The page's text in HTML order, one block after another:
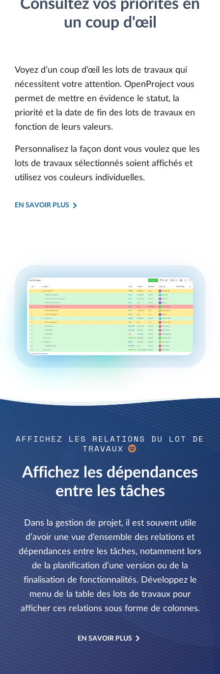
Consultez vos priorités en
un coup d'œil
Voyez d’un coup d’œil les lots de travaux qui
nécessitent votre attention. OpenProject vous
permet de mettre en évidence le statut, la
priorité et la date de fin des lots de travaux en
fonction de leurs valeurs.
Personnalisez la façon dont vous voulez que les
lots de travaux sélectionnés soient affichés et
utilisez vos couleurs individuelles.
EN SAVOIR PLUS
AFFICHEZ LES RELATIONS DU LOT DE
TRAVAUX
Affichez les dépendances
entre les tâches
Dans la gestion de projet, il est souvent utile
d’avoir une vue d’ensemble des relations et
dépendances entre les tâches, notamment lors
de la planification d’une version ou de la
finalisation de fonctionnalités. Développez le
menu de la table des lots de travaux pour
afficher ces relations sous forme de colonnes.
EN SAVOIR PLUS